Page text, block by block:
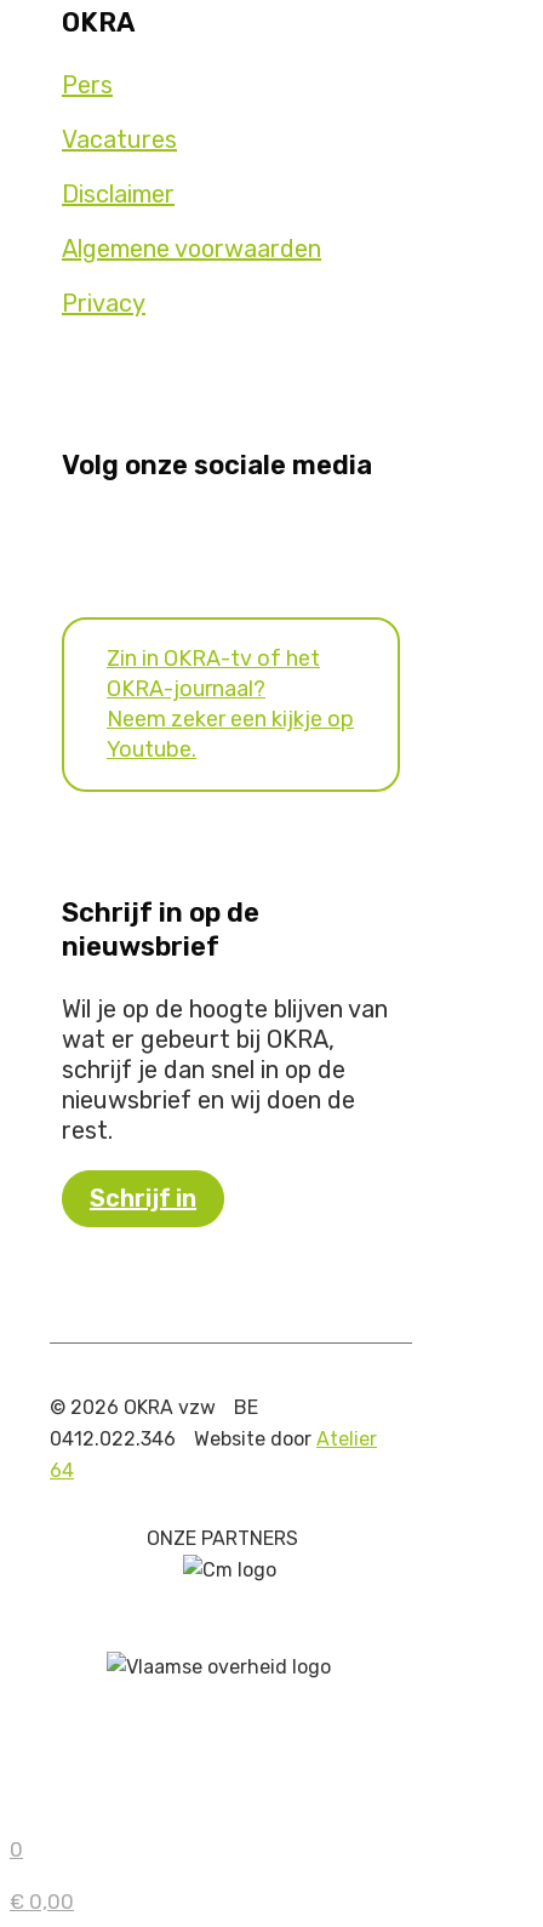
OKRA
Pers
Vacatures
Disclaimer
Algemene voorwaarden
Privacy
Volg onze sociale media
Zin in OKRA-tv of het
OKRA-journaal?
Neem zeker een kijkje op
Youtube.
Schrijf in op de
nieuwsbrief
Wil je op de hoogte blijven van
wat er gebeurt bij OKRA,
schrijf je dan snel in op de
nieuwsbrief en wij doen de
rest.
Schrijf in
© 2026 OKRA vzw
BE
0412.022.346
Website door Atelier
64
ONZE PARTNERS
0
€ 0,00